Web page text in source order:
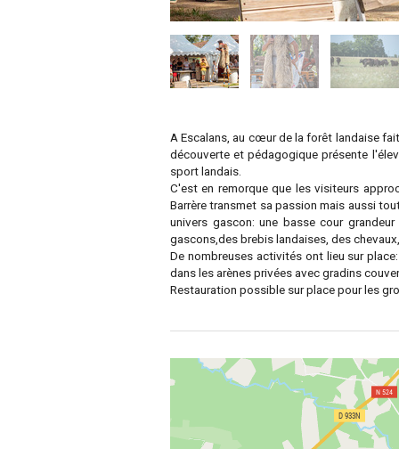
A Escalans, au cœur de la forêt landaise
découverte et pédagogique présente
sport landais.
C'est en remorque que les visiteurs
Barrère transmet sa passion mais aussi
univers gascon: une basse cour
gascons,des brebis landaises, des
De nombreuses activités ont lieu sur
dans les arènes privées avec gradins
Restauration possible sur place pour les